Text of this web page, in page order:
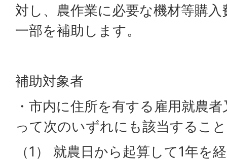
対し、農作業に必要な機材等購
一部を補助します。
補助対象者
・市内に住所を有する雇用就農
って次のいずれにも該当するこ
（1） 就農日から起算して1年を